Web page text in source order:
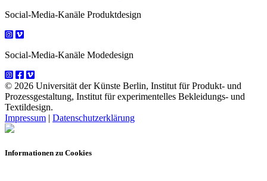
Social-Media-Kanäle Produktdesign
Social-Media-Kanäle Modedesign
© 2026 Universität der Künste Berlin, Institut für Produkt- und
Prozessgestaltung, Institut für experimentelles Bekleidungs- und
Textildesign.
Impressum | Datenschutzerklärung
Informationen zu Cookies